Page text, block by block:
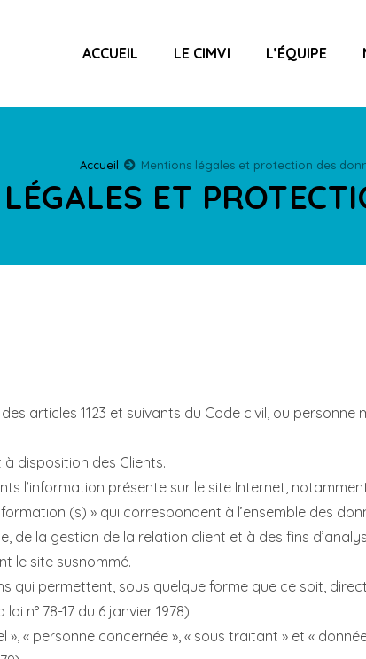
ACCUEIL LE CIMVI L’ÉQUIPE
Accueil Mentions légales et protection des
ET
articles 1123 et suivants du Code civil, ou personne
à disposition des Clients.
l’information présente sur le site Internet,
(s) » qui correspondent à l’ensemble des
de la gestion de la relation client et à des fins
le site susnommé.
qui permettent, sous quelque forme que ce soit,
n° 78-17 du 6 janvier 1978).
« personne concernée », « sous traitant » et «